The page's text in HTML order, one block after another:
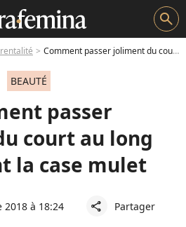
search
Comment passer joliment du court au long en évitant la case mulet
BEAUTÉ
passer
court au long
la case mulet
à 18:24 share Partager